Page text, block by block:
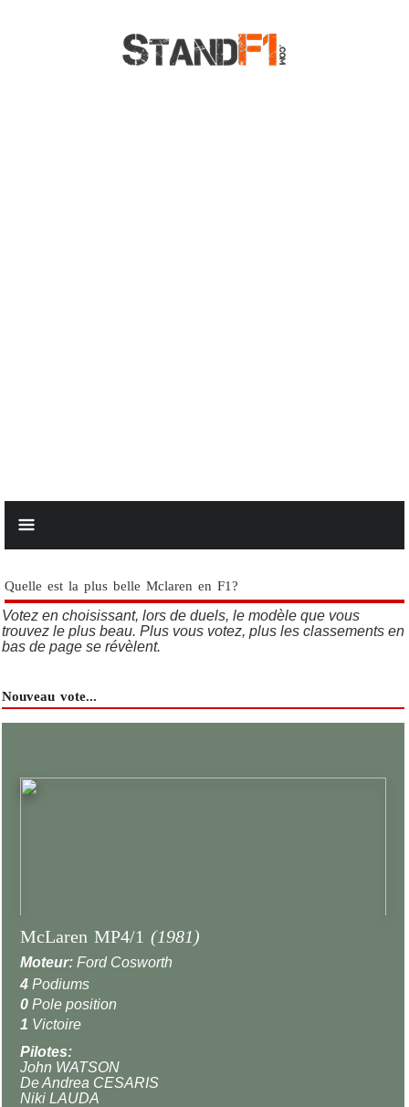
Quelle est la plus belle Mclaren en F1?
Votez en choisissant, lors de duels, le modèle que vous
trouvez le plus beau. Plus vous votez, plus les classements en
bas de page se révèlent.
Nouveau vote...
McLaren MP4/1 (1981)
Moteur: Ford Cosworth
4 Podiums
0 Pole position
1 Victoire
Pilotes:
John WATSON
De Andrea CESARIS
Niki LAUDA